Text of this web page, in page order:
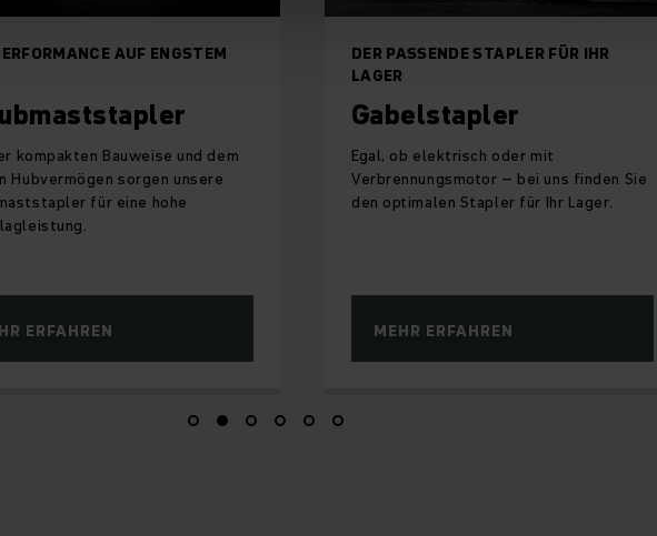
STAPLER FÜR IHR
elektrisch oder mit
– bei uns finden Sie
Stapler für Ihr Lager.
ERFAHREN
Fleet Management
Sicherheit in Ihrem Lager schaffen?
MEHR ERFAHREN